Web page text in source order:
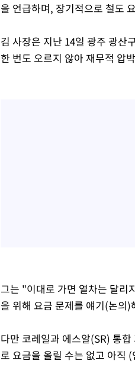
을 언급하며, 장기적으로 철도
김 사장은 지난 14일 광주 광산
한 번도 오르지 않아 재무적 압
그는 "이대로 가면 열차는 달리
을 위해 요금 문제를 얘기(논의
다만 코레일과 에스알(SR) 통
로 요금을 올릴 수는 없고 아직